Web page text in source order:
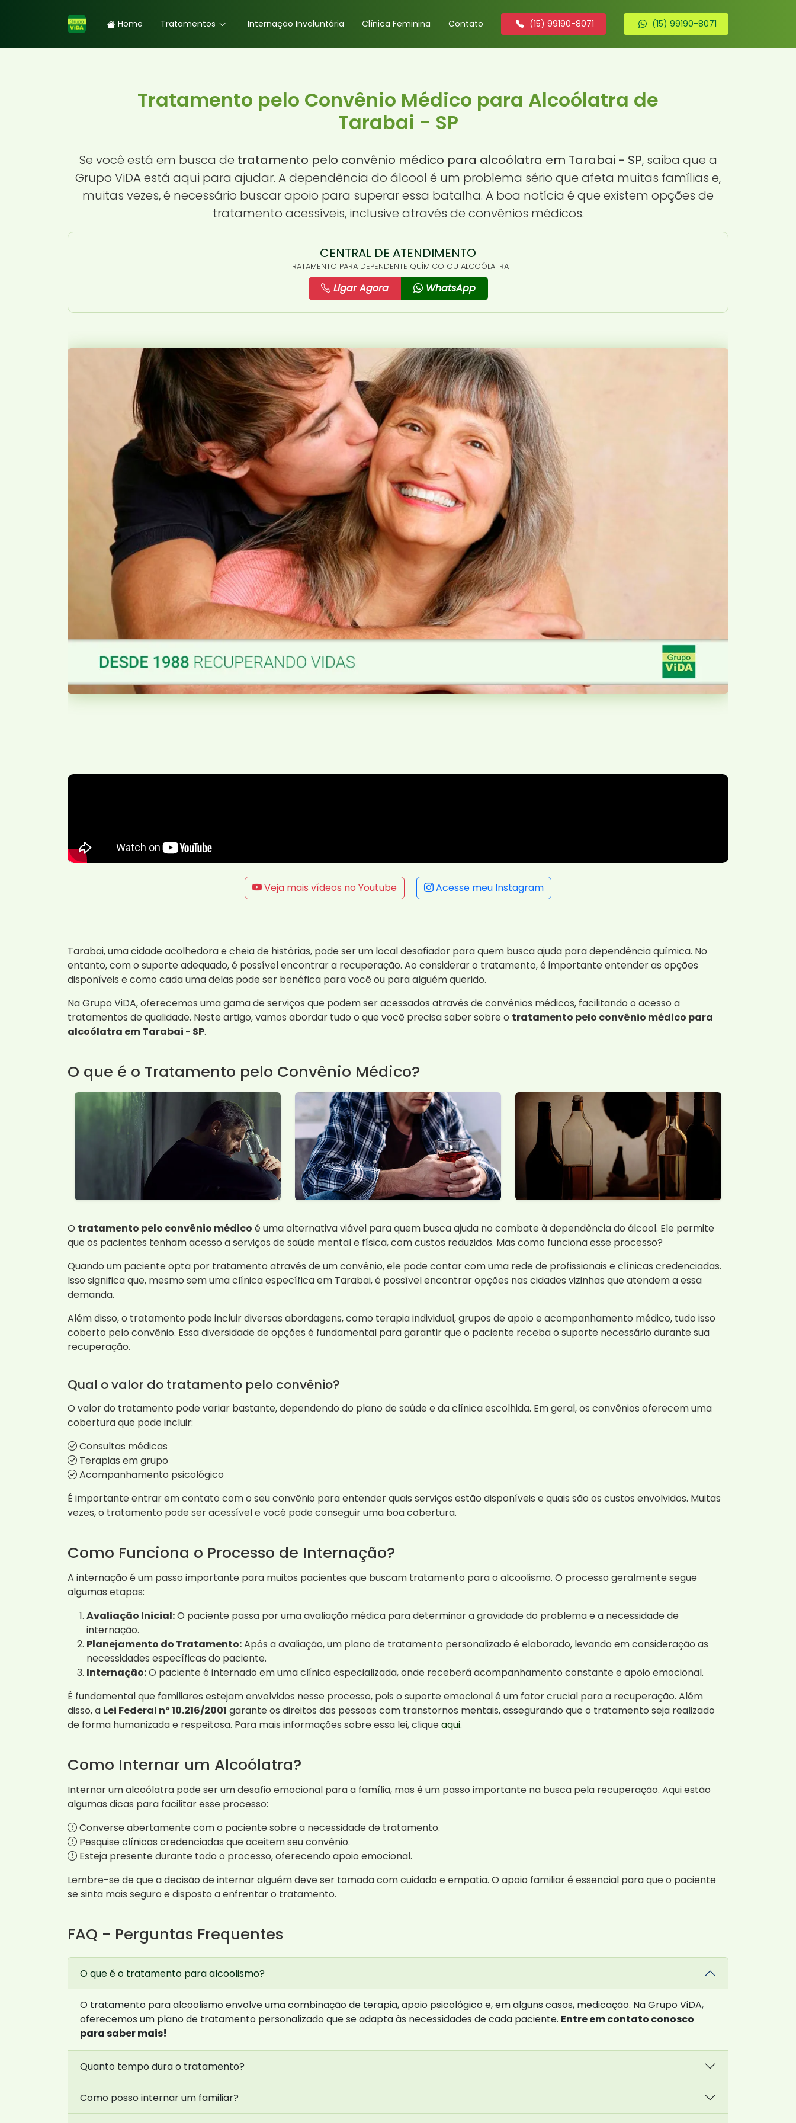
Home Tratamentos Internação Involuntária Clínica Feminina Contato (15) 99190-8071 (15) 99190-8071
Tratamento pelo Convênio Médico para Alcoólatra de
Tarabai - SP
Se você está em busca de tratamento pelo convênio médico para alcoólatra em Tarabai - SP, saiba que a
Grupo ViDA está aqui para ajudar. A dependência do álcool é um problema sério que afeta muitas famílias e,
muitas vezes, é necessário buscar apoio para superar essa batalha. A boa notícia é que existem opções de
tratamento acessíveis, inclusive através de convênios médicos.
CENTRAL DE ATENDIMENTO
TRATAMENTO PARA DEPENDENTE QUÍMICO OU ALCOÓLATRA
Ligar Agora WhatsApp
Veja mais vídeos no Youtube Acesse meu Instagram
Tarabai, uma cidade acolhedora e cheia de histórias, pode ser um local desafiador para quem busca ajuda para dependência química. No
entanto, com o suporte adequado, é possível encontrar a recuperação. Ao considerar o tratamento, é importante entender as opções
disponíveis e como cada uma delas pode ser benéfica para você ou para alguém querido.
Na Grupo ViDA, oferecemos uma gama de serviços que podem ser acessados através de convênios médicos, facilitando o acesso a
tratamentos de qualidade. Neste artigo, vamos abordar tudo o que você precisa saber sobre o tratamento pelo convênio médico para
alcoólatra em Tarabai - SP.
O que é o Tratamento pelo Convênio Médico?
O tratamento pelo convênio médico é uma alternativa viável para quem busca ajuda no combate à dependência do álcool. Ele permite
que os pacientes tenham acesso a serviços de saúde mental e física, com custos reduzidos. Mas como funciona esse processo?
Quando um paciente opta por tratamento através de um convênio, ele pode contar com uma rede de profissionais e clínicas credenciadas.
Isso significa que, mesmo sem uma clínica específica em Tarabai, é possível encontrar opções nas cidades vizinhas que atendem a essa
demanda.
Além disso, o tratamento pode incluir diversas abordagens, como terapia individual, grupos de apoio e acompanhamento médico, tudo isso
coberto pelo convênio. Essa diversidade de opções é fundamental para garantir que o paciente receba o suporte necessário durante sua
recuperação.
Qual o valor do tratamento pelo convênio?
O valor do tratamento pode variar bastante, dependendo do plano de saúde e da clínica escolhida. Em geral, os convênios oferecem uma
cobertura que pode incluir:
Consultas médicas
Terapias em grupo
Acompanhamento psicológico
É importante entrar em contato com o seu convênio para entender quais serviços estão disponíveis e quais são os custos envolvidos. Muitas
vezes, o tratamento pode ser acessível e você pode conseguir uma boa cobertura.
Como Funciona o Processo de Internação?
A internação é um passo importante para muitos pacientes que buscam tratamento para o alcoolismo. O processo geralmente segue
algumas etapas:
Avaliação Inicial:O paciente passa por uma avaliação médica para determinar a gravidade do problema e a necessidade de
internação.
Planejamento do Tratamento:Após a avaliação, um plano de tratamento personalizado é elaborado, levando em consideração as
necessidades específicas do paciente.
Internação:O paciente é internado em uma clínica especializada, onde receberá acompanhamento constante e apoio emocional.
É fundamental que familiares estejam envolvidos nesse processo, pois o suporte emocional é um fator crucial para a recuperação. Além
disso, a Lei Federal nº 10.216/2001 garante os direitos das pessoas com transtornos mentais, assegurando que o tratamento seja realizado
de forma humanizada e respeitosa. Para mais informações sobre essa lei, cliqueaqui.
Como Internar um Alcoólatra?
Internar um alcoólatra pode ser um desafio emocional para a família, mas é um passo importante na busca pela recuperação. Aqui estão
algumas dicas para facilitar esse processo:
Converse abertamente com o paciente sobre a necessidade de tratamento.
Pesquise clínicas credenciadas que aceitem seu convênio.
Esteja presente durante todo o processo, oferecendo apoio emocional.
Lembre-se de que a decisão de internar alguém deve ser tomada com cuidado e empatia. O apoio familiar é essencial para que o paciente
se sinta mais seguro e disposto a enfrentar o tratamento.
FAQ - Perguntas Frequentes
O que é o tratamento para alcoolismo?
O tratamento para alcoolismo envolve uma combinação de terapia, apoio psicológico e, em alguns casos, medicação. Na Grupo ViDA,
oferecemos um plano de tratamento personalizado que se adapta às necessidades de cada paciente. Entre em contato conosco
para saber mais!
Quanto tempo dura o tratamento?
Como posso internar um familiar?